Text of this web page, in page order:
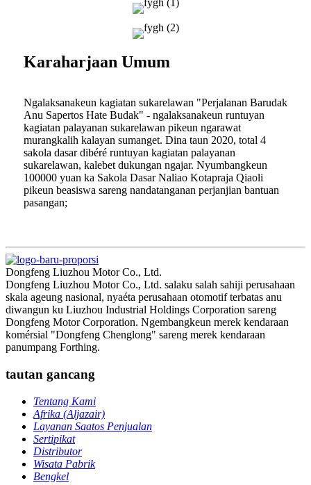
Karaharjaan Umum
Ngalaksanakeun kagiatan sukarelawan "Perjalanan Barudak
Anu Sapertos Hate Budak" - ngalaksanakeun runtuyan
kagiatan palayanan sukarelawan pikeun ngarawat
murangkalih kalayan sumanget. Dina taun 2020, total 4
sakola dasar dibéré runtuyan kagiatan palayanan
sukarelawan, kalebet dukungan ngajar. Nyumbangkeun
100000 yuan ka Sakola Dasar Naliao Kotapraja Qiaoli
pikeun beasiswa sareng nandatanganan perjanjian bantuan
pasangan;
Dongfeng Liuzhou Motor Co., Ltd.
Dongfeng Liuzhou Motor Co., Ltd. salaku salah sahiji perusahaan
skala ageung nasional, nyaéta perusahaan otomotif terbatas anu
diwangun ku Liuzhou Industrial Holdings Corporation sareng
Dongfeng Motor Corporation. Ngembangkeun merek kendaraan
komérsial "Dongfeng Chenglong" sareng merek kendaraan
panumpang Forthing.
tautan gancang
Tentang Kami
Afrika (Aljazair)
Layanan Saatos Penjualan
Sertipikat
Distributor
Wisata Pabrik
Bengkel